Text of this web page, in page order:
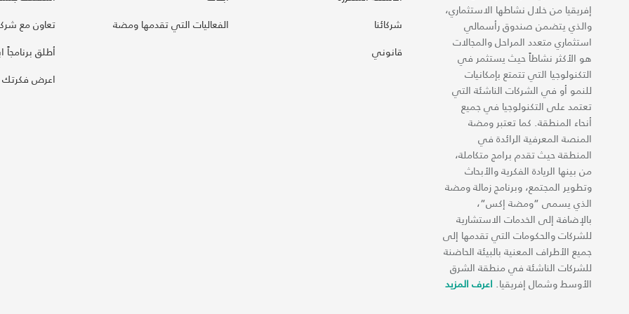
إفريقيا من خلال نشاطها الاستثماري،
والذي يتضمن صندوق رأسمالي
استثماري متعدد المراحل والمجالات
هو الأكثر نشاطاً حيث يستثمر في
التكنولوجيا التي تتمتع بإمكانيات
للنمو أو في الشركات الناشئة التي
تعتمد على التكنولوجيا في جميع
أنحاء المنطقة. كما تعتبر ومضة
المنصة المعرفية الرائدة في
المنطقة حيث تقدم برامج متكاملة،
من بينها الريادة الفكرية والأبحاث
وتطوير المجتمع، وبرنامج زمالة ومضة
الذي يسمى “ومضة إكس“،
بالإضافة إلى الخدمات الاستشارية
للشركات والحكومات التي تقدمها إلى
جميع الأطراف المعنية بالبيئة الحاضنة
للشركات الناشئة في منطقة الشرق
الأوسط وشمال إفريقيا. اعرف المزيد
شركائنا
قانوني
الفعاليات التي تقدمها ومضة
تعاون مع
أطلق برنامجاً
اعرض